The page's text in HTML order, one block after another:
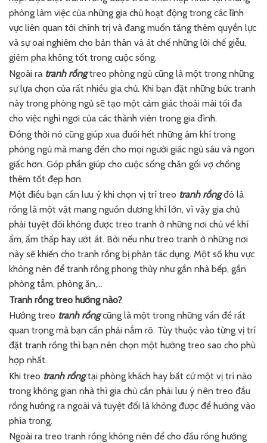
phòng làm việc của những gia chủ hoạt động trong các lĩnh
vực liên quan tới chính trị và đang muốn tăng thêm quyền lực
và sự oai nghiêm cho bản thân và át chế những lời chế giễu,
gièm pha không tốt trong cuộc sống.
Ngoài ra tranh rồngtreo phòng ngủ cũng là một trong những
sự lựa chọn của rất nhiều gia chủ. Khi bạn đặt những bức tranh
này trong phòng ngủ sẽ tạo một cảm giác thoải mái tối đa
cho việc nghỉ ngơi của các thành viên trong gia đình.
Đồng thời nó cũng giúp xua đuổi hết những âm khí trong
phòng ngủ mà mang đến cho mọi người giác ngủ sâu và ngon
giấc hơn. Góp phần giúp cho cuộc sống chăn gối vợ chồng
thêm tốt đẹp hơn.
Một điều bạn cần lưu ý khi chọn vị trí treo tranh rồngđó là
rồng là một vật mang nguồn dương khí lớn, vì vậy gia chủ
phải tuyệt đối không được treo tranh ở những nơi chủ về khí
ẩm, ẩm thấp hay ướt át. Bởi nếu như treo tranh ở những nơi
này sẽ khiến cho tranh rồng bị phản tác dụng. Một số khu vực
không nên để tranh rồng phong thủy như gần nhà bếp, gần
phòng tắm, phòng ăn,…
Tranh rồng treo hướng nào?
Hướng treo tranh rồngcũng là một trong những vấn đề rất
quan trọng mà bạn cần phải nắm rõ. Tùy thuộc vào từng vị trí
đặt tranh rồng thì bạn nên chọn một hướng treo sao cho phù
hợp nhất.
Khi treo tranh rồngtại phòng khách hay bất cứ một vị trí nào
trong không gian nhà thì gia chủ cần phải lưu ý nên treo đầu
rồng hướng ra ngoài và tuyệt đối là không được để hướng vào
phía trong.
Ngoài ra treo tranh rồng không nên để cho đầu rồng hướng